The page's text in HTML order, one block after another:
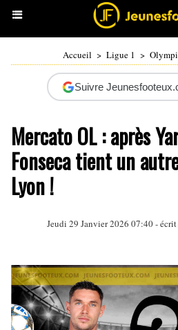
Accueil > Ligue 1 >
Suivre
Mercato OL : après
Fonseca tient un
Lyon !
Jeudi 29 Janvier 2026 07:40 -